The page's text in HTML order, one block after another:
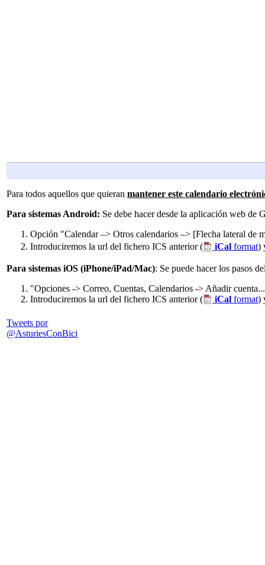
Para todos aquellos que quieran mantener este calendario
Para sistemas Android: Se debe hacer desde la aplicación web de
Opción "Calendar –> Otros calendarios –> [Flecha lateral de
Introduciremos la url del fichero ICS anterior (
iCal format)
Para sistemas iOS (iPhone/iPad/Mac): Se puede hacer los pasos
"Opciones -> Correo, Cuentas, Calendarios -> Añadir
Introduciremos la url del fichero ICS anterior (
iCal format)
Tweets por
@AsturiesConBici